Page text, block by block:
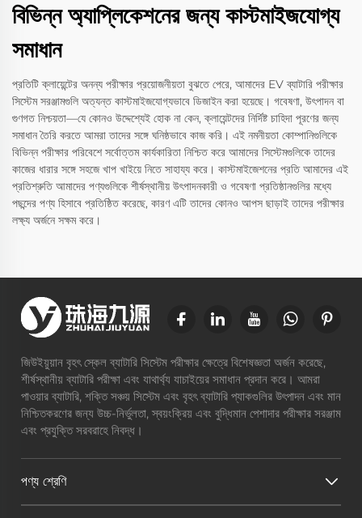
বিভিন্ন অ্যাপ্লিকেশনের জন্য কাস্টমাইজযোগ্য
সমাধান
প্রতিটি ক্লায়েন্টের অনন্য পরীক্ষার প্রয়োজনীয়তা বুঝতে পেরে, আমাদের EV ব্যাটারি পরীক্ষার
সিস্টেম সরঞ্জামগুলি অত্যন্ত কাস্টমাইজযোগ্যভাবে ডিজাইন করা হয়েছে। গবেষণা, উৎপাদন বা
গুণগত নিশ্চয়তা—যে কোনও উদ্দেশ্যেই হোক না কেন, ক্লায়েন্টদের নির্দিষ্ট চাহিদা পূরণের জন্য
সমাধান তৈরি করতে আমরা তাদের সঙ্গে ঘনিষ্ঠভাবে কাজ করি। এই নমনীয়তা কোম্পানিগুলিকে
বিভিন্ন পরীক্ষার পরিবেশে সর্বোত্তম কার্যকারিতা নিশ্চিত করে আমাদের সিস্টেমগুলিকে তাদের
কাজের ধারার সঙ্গে সহজে খাপ খাইয়ে নিতে সাহায্য করে। কাস্টমাইজেশনের প্রতি আমাদের এই
প্রতিশ্রুতি আমাদের পণ্যগুলিকে শীর্ষস্থানীয় উৎপাদনকারী ও গবেষণা প্রতিষ্ঠানগুলির মধ্যে
পছন্দের পণ্য হিসাবে প্রতিষ্ঠিত করেছে, কারণ এটি তাদের কোনও আপস ছাড়াই তাদের পরীক্ষার
লক্ষ্য অর্জনে সক্ষম করে।
জিউইয়ুয়ান বৃহৎ স্কেল ব্যাটারি সিস্টেম পরীক্ষার ক্ষেত্রে বিশেষজ্ঞতা অর্জন করেছে,
শীর্ষস্থানীয় ব্যাটারি পরীক্ষা এবং যাথার্থ্য যাচাইয়ের সমাধান প্রদান করে। আমরা
পাওয়ার ব্যাটারি, শক্তি সঞ্চয় সিস্টেম এবং বৃহৎ ব্যাটারি প্যাকগুলির উৎপাদন এবং মান
নিশ্চিতকরণের জন্য উচ্চ-নির্ভুলতা, স্বয়ংক্রিয় এবং বুদ্ধিমান পেশাদার পরীক্ষার সরঞ্জাম
এবং প্রযুক্তি সরবরাহে নিবদ্ধ।
পণ্য শ্রেণি